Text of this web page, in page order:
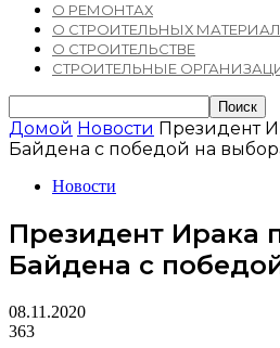
О РЕМОНТАХ
О СТРОИТЕЛЬНЫХ
О СТРОИТЕЛЬСТВЕ
СТРОИТЕЛЬНЫЕ
Домой Новости Президент
Байдена с победой на
Новости
Президент Ирака
Байдена с
08.11.2020
363